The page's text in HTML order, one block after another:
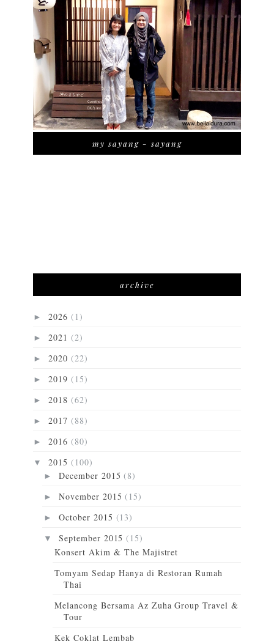
my sayang - sayang
archive
► 2026 (1)
► 2021 (2)
► 2020 (22)
► 2019 (15)
► 2018 (62)
► 2017 (88)
► 2016 (80)
▼ 2015 (100)
► December 2015(8)
► November 2015(15)
► October 2015 (13)
▼ September 2015(15)
Konsert Akim & The Majistret
Tomyam Sedap Hanya di Restoran Rumah
Thai
Melancong Bersama Az Zuha Group Travel &
Tour
Kek Coklat Lembab